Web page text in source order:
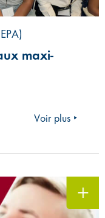
maxi-
Voir plus ‣